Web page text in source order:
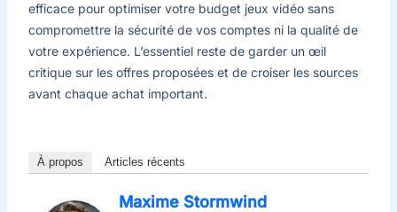
efficace pour optimiser votre budget jeux vidéo sans
compromettre la sécurité de vos comptes ni la qualité de
votre expérience. L’essentiel reste de garder un œil
critique sur les offres proposées et de croiser les sources
avant chaque achat important.
À propos Articles récents
Maxime Stormwind